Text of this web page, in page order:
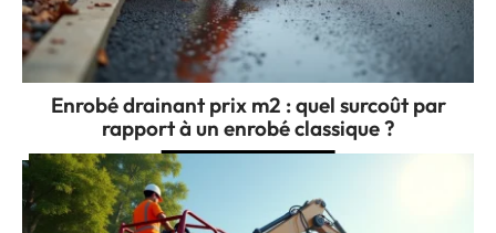
Enrobé drainant prix m2 : quel surcoût par
rapport à un enrobé classique ?